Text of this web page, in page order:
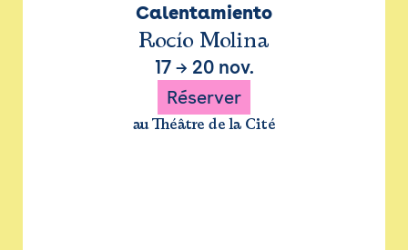
Calentamiento
Rocío Molina
17→ 20 nov.
Réserver
au Théâtre de la Cité